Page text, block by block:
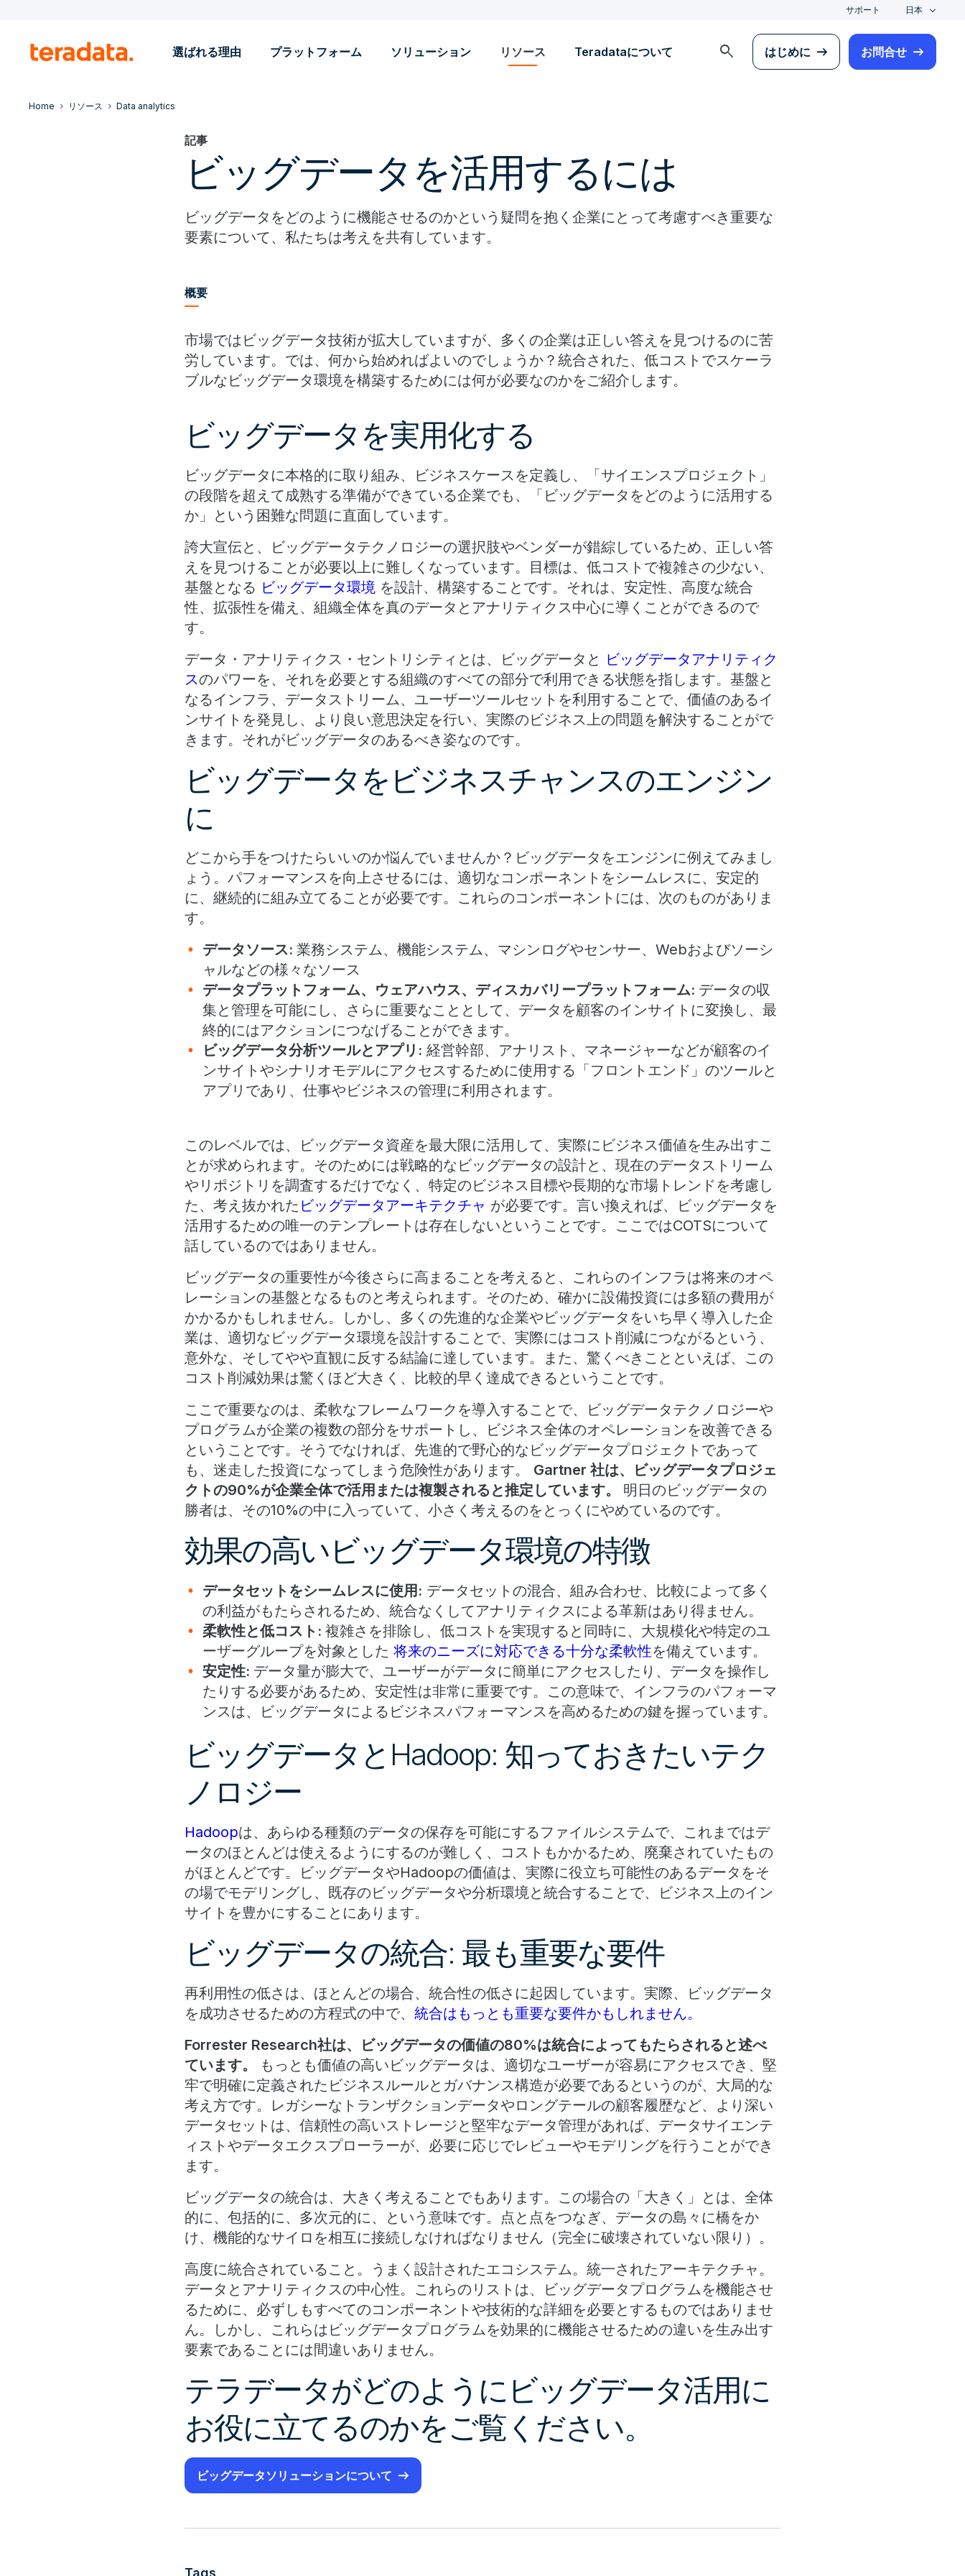
サポート 日本
選ばれる理由 プラットフォーム ソリューション リソース Teradataについて search はじめに お問合せ
Home リソース Data analytics
記事
ビッグデータを活用するには
ビッグデータをどのように機能させるのかという疑問を抱く企業にとって考慮すべき重要な
要素について、私たちは考えを共有しています。
概要
市場ではビッグデータ技術が拡大していますが、多くの企業は正しい答えを見つけるのに苦
労しています。では、何から始めればよいのでしょうか？統合された、低コストでスケーラ
ブルなビッグデータ環境を構築するためには何が必要なのかをご紹介します。
ビッグデータを実用化する
ビッグデータに本格的に取り組み、ビジネスケースを定義し、「サイエンスプロジェクト」
の段階を超えて成熟する準備ができている企業でも、「ビッグデータをどのように活用する
か」という困難な問題に直面しています。
誇大宣伝と、ビッグデータテクノロジーの選択肢やベンダーが錯綜しているため、正しい答
えを見つけることが必要以上に難しくなっています。目標は、低コストで複雑さの少ない、
基盤となる ビッグデータ環境 を設計、構築することです。それは、安定性、高度な統合
性、拡張性を備え、組織全体を真のデータとアナリティクス中心に導くことができるので
す。
データ・アナリティクス・セントリシティとは、ビッグデータと ビッグデータアナリティク
スのパワーを、それを必要とする組織のすべての部分で利用できる状態を指します。基盤と
なるインフラ、データストリーム、ユーザーツールセットを利用することで、価値のあるイ
ンサイトを発見し、より良い意思決定を行い、実際のビジネス上の問題を解決することがで
きます。それがビッグデータのあるべき姿なのです。
ビッグデータをビジネスチャンスのエンジン
に
どこから手をつけたらいいのか悩んでいませんか？ビッグデータをエンジンに例えてみまし
ょう。パフォーマンスを向上させるには、適切なコンポーネントをシームレスに、安定的
に、継続的に組み立てることが必要です。これらのコンポーネントには、次のものがありま
す。
データソース:業務システム、機能システム、マシンログやセンサー、Webおよびソーシ
ャルなどの様々なソース
データプラットフォーム、ウェアハウス、ディスカバリープラットフォーム: データの収
集と管理を可能にし、さらに重要なこととして、データを顧客のインサイトに変換し、最
終的にはアクションにつなげることができます。
ビッグデータ分析ツールとアプリ: 経営幹部、アナリスト、マネージャーなどが顧客のイ
ンサイトやシナリオモデルにアクセスするために使用する「フロントエンド」のツールと
アプリであり、仕事やビジネスの管理に利用されます。
このレベルでは、ビッグデータ資産を最大限に活用して、実際にビジネス価値を生み出すこ
とが求められます。そのためには戦略的なビッグデータの設計と、現在のデータストリーム
やリポジトリを調査するだけでなく、特定のビジネス目標や長期的な市場トレンドを考慮し
た、考え抜かれた ビッグデータアーキテクチャ が必要です。言い換えれば、ビッグデータを
活用するための唯一のテンプレートは存在しないということです。ここではCOTSについて
話しているのではありません。
ビッグデータの重要性が今後さらに高まることを考えると、これらのインフラは将来のオペ
レーションの基盤となるものと考えられます。そのため、確かに設備投資には多額の費用が
かかるかもしれません。しかし、多くの先進的な企業やビッグデータをいち早く導入した企
業は、適切なビッグデータ環境を設計することで、実際にはコスト削減につながるという、
意外な、そしてやや直観に反する結論に達しています。また、驚くべきことといえば、この
コスト削減効果は驚くほど大きく、比較的早く達成できるということです。
ここで重要なのは、柔軟なフレームワークを導入することで、ビッグデータテクノロジーや
プログラムが企業の複数の部分をサポートし、ビジネス全体のオペレーションを改善できる
ということです。そうでなければ、先進的で野心的なビッグデータプロジェクトであって
も、迷走した投資になってしまう危険性があります。 Gartner 社は、ビッグデータプロジェ
クトの90%が企業全体で活用または複製されると推定しています。 明日のビッグデータの
勝者は、その10%の中に入っていて、小さく考えるのをとっくにやめているのです。
効果の高いビッグデータ環境の特徴
データセットをシームレスに使用: データセットの混合、組み合わせ、比較によって多く
の利益がもたらされるため、統合なくしてアナリティクスによる革新はあり得ません。
柔軟性と低コスト:複雑さを排除し、低コストを実現すると同時に、大規模化や特定のユ
ーザーグループを対象とした将来のニーズに対応できる十分な柔軟性を備えています。
安定性: データ量が膨大で、ユーザーがデータに簡単にアクセスしたり、データを操作し
たりする必要があるため、安定性は非常に重要です。この意味で、インフラのパフォーマ
ンスは、ビッグデータによるビジネスパフォーマンスを高めるための鍵を握っています。
ビッグデータとHadoop: 知っておきたいテク
ノロジー
Hadoopは、あらゆる種類のデータの保存を可能にするファイルシステムで、これまではデ
ータのほとんどは使えるようにするのが難しく、コストもかかるため、廃棄されていたもの
がほとんどです。ビッグデータやHadoopの価値は、実際に役立ち可能性のあるデータをそ
の場でモデリングし、既存のビッグデータや分析環境と統合することで、ビジネス上のイン
サイトを豊かにすることにあります。
ビッグデータの統合: 最も重要な要件
再利用性の低さは、ほとんどの場合、統合性の低さに起因しています。実際、ビッグデータ
を成功させるための方程式の中で、統合はもっとも重要な要件かもしれません。
Forrester Research社は、ビッグデータの価値の80%は統合によってもたらされると述べ
ています。
もっとも価値の高いビッグデータは、適切なユーザーが容易にアクセスでき、堅
牢で明確に定義されたビジネスルールとガバナンス構造が必要であるというのが、大局的な
考え方です。レガシーなトランザクションデータやロングテールの顧客履歴など、より深い
データセットは、信頼性の高いストレージと堅牢なデータ管理があれば、データサイエンテ
ィストやデータエクスプローラーが、必要に応じでレビューやモデリングを行うことができ
ます。
ビッグデータの統合は、大きく考えることでもあります。この場合の「大きく」とは、全体
的に、包括的に、多次元的に、という意味です。点と点をつなぎ、データの島々に橋をか
け、機能的なサイロを相互に接続しなければなりません（完全に破壊されていない限り）。
高度に統合されていること。うまく設計されたエコシステム。統一されたアーキテクチャ。
データとアナリティクスの中心性。これらのリストは、ビッグデータプログラムを機能させ
るために、必ずしもすべてのコンポーネントや技術的な詳細を必要とするものではありませ
ん。しかし、これらはビッグデータプログラムを効果的に機能させるための違いを生み出す
要素であることには間違いありません。
テラデータがどのようにビッグデータ活用に
お役に立てるのかをご覧ください。
ビッグデータソリューションについて
Tags